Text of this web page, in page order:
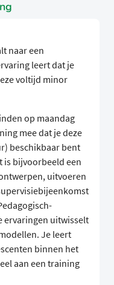
naar een
leert dat je
voltijd minor
op maandag
mee dat je deze
beschikbaar bent
is bijvoorbeeld een
uitvoeren
ervaringen uitwisselt
Je leert
binnen het
aan een training